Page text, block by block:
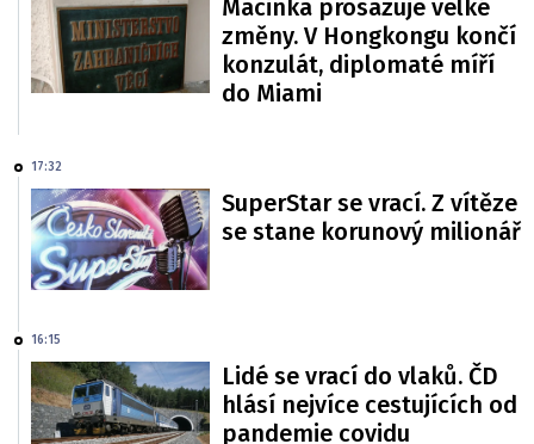
Macinka prosazuje velké
změny. V Hongkongu končí
konzulát, diplomaté míří
do Miami
17:32
SuperStar se vrací. Z vítěze
se stane korunový milionář
16:15
Lidé se vrací do vlaků. ČD
hlásí nejvíce cestujících od
pandemie covidu